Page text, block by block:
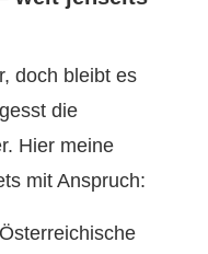
doch bleibt es
die
Hier meine
mit Anspruch:
Österreichische